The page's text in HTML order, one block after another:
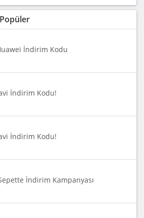
İndirim Kodu
İndirim Kodu!
İndirim Kodu!
İndirim Kampanyası